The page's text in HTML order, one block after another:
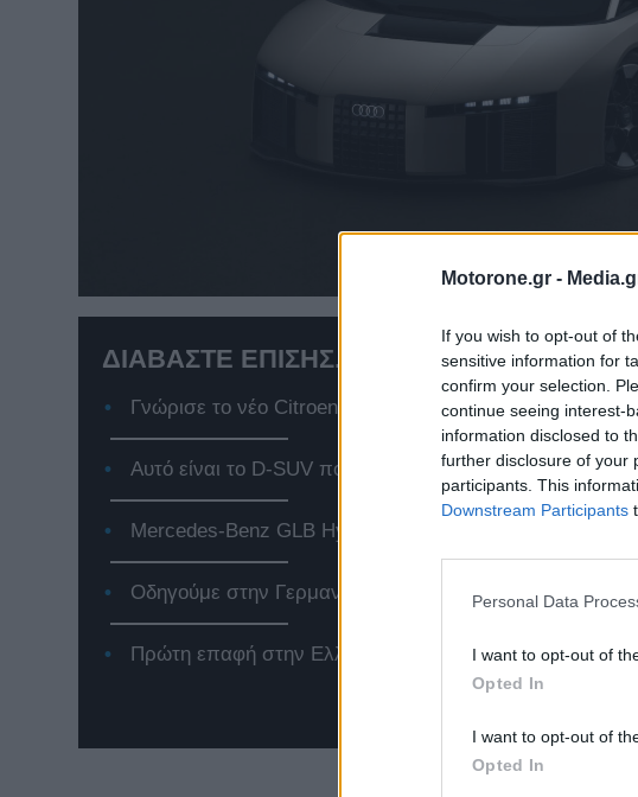
Motorone.gr -
If you wish to opt-out of
sensitive information for
confirm your selection.
continue seeing interest-
information disclosed to
further disclosure of your
participants. This
Downstream Participants
Personal Data
I want to opt-out of
Opted In
I want to opt-out of
Opted In
ΔΙΑΒΑΣΤΕ ΕΠΙΣΗΣ...
Γνώρισε το νέο Citroen e-C3, το αμιγώς ηλεκτρικό
Αυτό είναι το D-SUV που αλλάζει τα δεδομένα στην
Mercedes-Benz GLB Hybrid: Το premium SUV που
Οδηγούμε στην Γερμανία το Jeep Compass 4xe
Πρώτη επαφή στην Ελλάδα με το νέο Renault Twingo E-